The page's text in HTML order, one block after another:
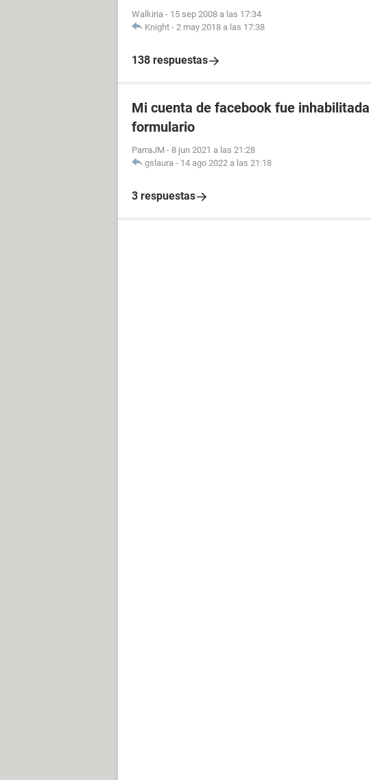
Walkiria - 15 sep 2008 a las 17:34
Knight - 2 may 2018 a las 17:38
138 respuestas
Mi cuenta de facebook fue
formulario
ParraJM - 8 jun 2021 a las 21:28
gslaura - 14 ago 2022 a las 21:18
3 respuestas